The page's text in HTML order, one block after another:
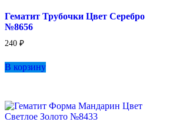
Гематит Трубочки Цвет Серебро
№8656
240 ₽
В корзину